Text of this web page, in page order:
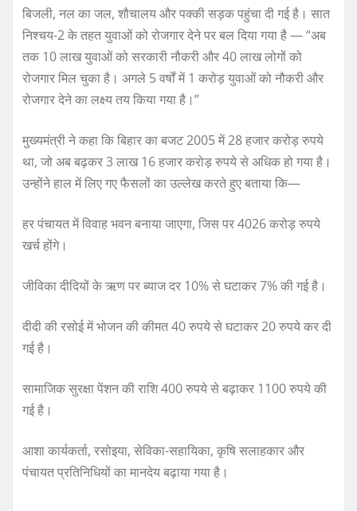
बिजली, नल का जल, शौचालय और पक्की सड़क पहुंचा दी गई है। सात
निश्चय-2 के तहत युवाओं को रोजगार देने पर बल दिया गया है — “अब
तक 10 लाख युवाओं को सरकारी नौकरी और 40 लाख लोगों को
रोजगार मिल चुका है। अगले 5 वर्षों में 1 करोड़ युवाओं को नौकरी और
रोजगार देने का लक्ष्य तय किया गया है।”
मुख्यमंत्री ने कहा कि बिहार का बजट 2005 में 28 हजार करोड़ रुपये
था, जो अब बढ़कर 3 लाख 16 हजार करोड़ रुपये से अधिक हो गया है।
उन्होंने हाल में लिए गए फैसलों का उल्लेख करते हुए बताया कि—
हर पंचायत में विवाह भवन बनाया जाएगा, जिस पर 4026 करोड़ रुपये
खर्च होंगे।
जीविका दीदियों के ऋण पर ब्याज दर 10% से घटाकर 7% की गई है।
दीदी की रसोई में भोजन की कीमत 40 रुपये से घटाकर 20 रुपये कर दी
गई है।
सामाजिक सुरक्षा पेंशन की राशि 400 रुपये से बढ़ाकर 1100 रुपये की
गई है।
आशा कार्यकर्ता, रसोइया, सेविका-सहायिका, कृषि सलाहकार और
पंचायत प्रतिनिधियों का मानदेय बढ़ाया गया है।